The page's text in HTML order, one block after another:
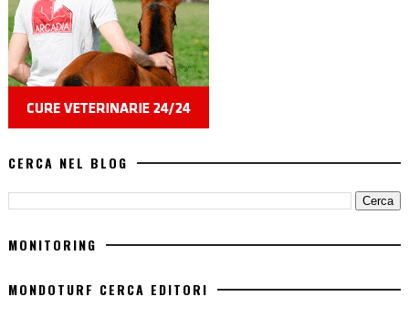
CERCA NEL BLOG
MONITORING
MONDOTURF CERCA EDITORI